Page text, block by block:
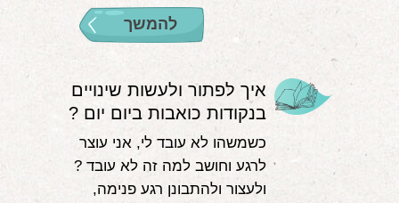
להמשך
איך לפתור ולעשות שינויים
בנקודות כואבות ביום יום ?
כשמשהו לא עובד לי, אני עוצר
לרגע וחושב למה זה לא עובד ?
ולעצור ולהתבונן רגע פנימה,